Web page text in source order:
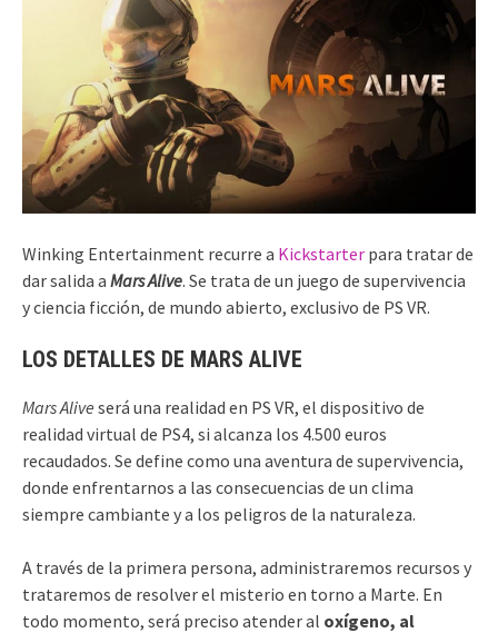
Winking Entertainment recurre a Kickstarter para tratar de
dar salida a Mars Alive. Se trata de un juego de supervivencia
y ciencia ficción, de mundo abierto, exclusivo de PS VR.
LOS DETALLES DE MARS ALIVE
Mars Alive será una realidad en PS VR, el dispositivo de
realidad virtual de PS4, si alcanza los 4.500 euros
recaudados. Se define como una aventura de supervivencia,
donde enfrentarnos a las consecuencias de un clima
siempre cambiante y a los peligros de la naturaleza.
A través de la primera persona, administraremos recursos y
trataremos de resolver el misterio en torno a Marte. En
todo momento, será preciso atender al oxígeno, al